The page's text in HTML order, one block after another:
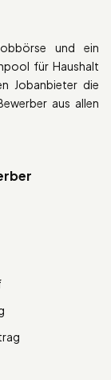
und ein
für Haushalt
Jobanbieter die
aus allen